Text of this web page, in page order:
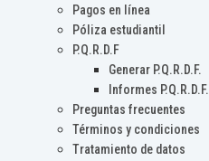
Pagos en línea
Póliza estudiantil
P.Q.R.D.F
Generar P.Q.R.D.F.
Informes P.Q.R.D.F.
Preguntas frecuentes
Términos y condiciones
Tratamiento de datos